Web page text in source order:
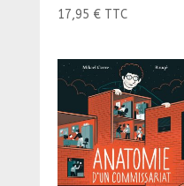
17,95 € TTC